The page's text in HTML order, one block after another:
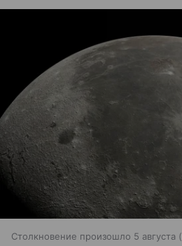
Столкновение произошло 5 августа